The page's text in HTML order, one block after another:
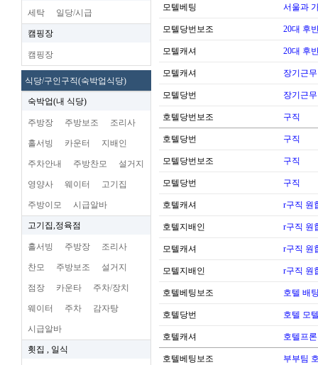
세탁 일당/시급
캠핑장
캠핑장
식당/구인구직(숙박업식당)
숙박업(내 식당)
주방장 주방보조 조리사
홀서빙 카운터 지배인
주차안내 주방찬모 설거지
영양사 웨이터 고기집
주방이모 시급알바
고기집,정육점
홀서빙 주방장 조리사
찬모 주방보조 설거지
점장 카운타 주차/장치
웨이터 주차 감자탕
시급알바
횟집 , 일식
모텔베팅 서울과
모텔당번보조 20대 후
모텔캐셔 20대 후
모텔캐셔 장기근
모텔당번 장기근
호텔당번보조 구직
호텔당번 구직
모텔당번보조 구직
모텔당번 구직
호텔캐셔 r구직 원
호텔지배인 r구직 원
모텔캐셔 r구직 원
모텔지배인 r구직 원
호텔베팅보조 호텔 배
호텔당번 호텔 모
호텔캐셔 호텔프
호텔베팅보조 부부팀